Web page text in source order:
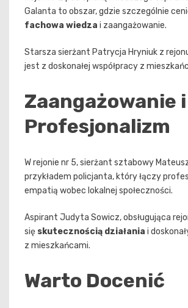
Galanta to obszar, gdzie szczególnie
fachowa wiedza i zaangażowanie.
Starsza sierżant Patrycja Hryniuk z
jest z doskonałej współpracy z
Zaangażowanie i
Profesjonalizm
W rejonie nr 5, sierżant sztabowy
przykładem policjanta, który łączy
empatią wobec lokalnej społeczności.
Aspirant Judyta Sowicz, obsługująca
się skutecznością działania i
z mieszkańcami.
Warto Docenić